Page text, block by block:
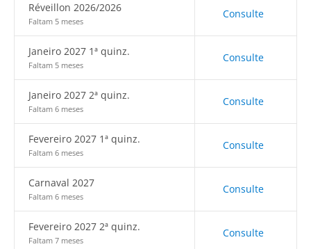
Réveillon 2026/2026
Faltam 5 meses
Consulte
Janeiro 2027 1ª quinz.
Faltam 5 meses
Consulte
Janeiro 2027 2ª quinz.
Faltam 6 meses
Consulte
Fevereiro 2027 1ª quinz.
Faltam 6 meses
Consulte
Carnaval 2027
Faltam 6 meses
Consulte
Fevereiro 2027 2ª quinz.
Faltam 7 meses
Consulte